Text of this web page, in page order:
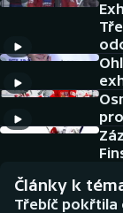
DALŠÍ SPORTY
Americký
Baseball a
Biatlon
NEPŘEHLÉDNĚTE
Historické
Aplikace ČT
Články k
Třebíč